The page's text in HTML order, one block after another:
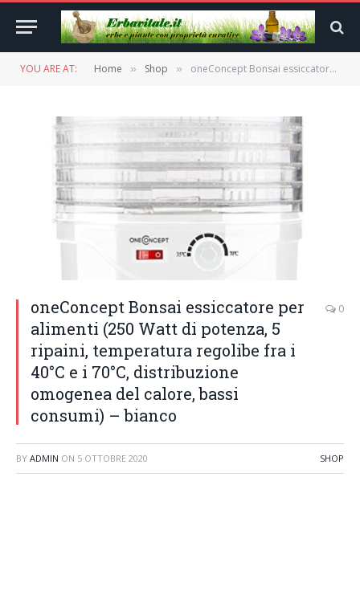
YOU ARE AT: Home » Shop » oneConcept Bonsai essiccatore per alimenti (250 Watt di potenza, 5 ripaini, temperatura regolibe fra i 40°C e i 70°C, distribuzione omogenea del calore, bassi consumi) – bianco
oneConcept Bonsai essiccatore per
alimenti (250 Watt di potenza, 5
ripaini, temperatura regolibe fra i
40°C e i 70°C, distribuzione
omogenea del calore, bassi
consumi) – bianco
0
BY ADMIN ON 5 OTTOBRE 2020 SHOP